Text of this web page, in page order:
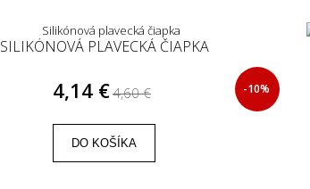
SILIKÓNOVÁ PLAVECKÁ ČIAPKA
4,14 €4,60 € -10%
DO KOŠÍKA